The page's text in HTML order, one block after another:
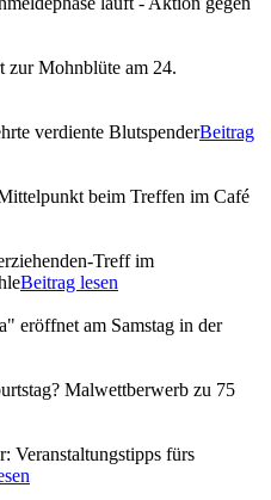
zur Mohnblüte am 24.
verdiente BlutspenderBeitrag
beim Treffen im Café
Treff im
Beitrag lesen
eröffnet am Samstag in der
Malwettberwerb zu 75
Veranstaltungstipps fürs